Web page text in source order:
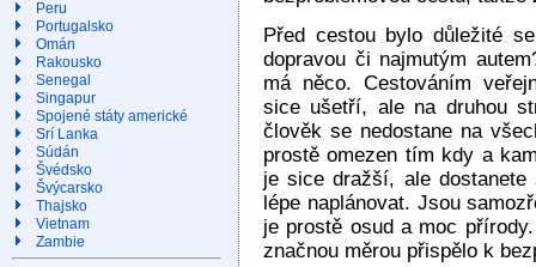
Peru
Portugalsko
Omán
Rakousko
Senegal
Singapur
Spojené státy americké
Srí Lanka
Súdán
Švédsko
Švýcarsko
Thajsko
Vietnam
Zambie
Před cestou bylo důležité
dopravou či najmutým
má něco. Cestováním
sice ušetří, ale na druhou
člověk se nedostane na
prostě omezen tím kdy a
je sice dražší, ale
lépe naplánovat. Jsou
je prostě osud a moc
značnou měrou přispělo k